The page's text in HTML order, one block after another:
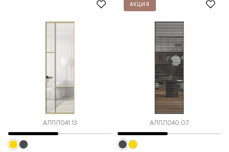
АЛПЛ041.13
АКЦИЯ
АЛПЛ040.07